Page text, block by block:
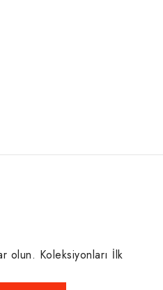
olun. Koleksiyonları İlk